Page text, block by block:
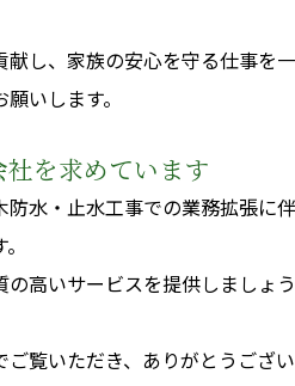
献し、家族の安心を守る仕事を
いします。
社を求めています
防水・止水工事での業務拡張に
の高いサービスを提供しましょ
ご覧いただき、ありがとうござい